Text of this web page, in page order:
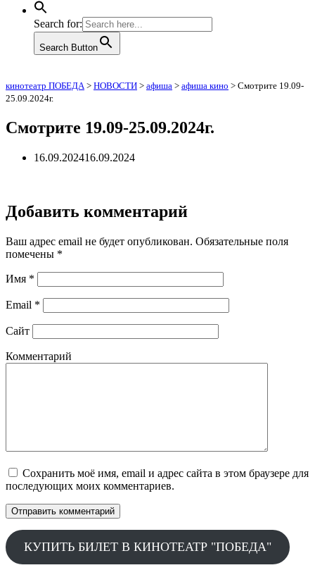
Search for:
Search Button
кинотеатр ПОБЕДА> НОВОСТИ > афиша > афиша кино > Смотрите 19.09-
25.09.2024г.
Смотрите 19.09-25.09.2024г.
16.09.202416.09.2024
Добавить комментарий
Ваш адрес email не будет опубликован. Обязательные поля
помечены *
Имя *
Email *
Сайт
Комментарий
Сохранить моё имя, email и адрес сайта в этом браузере для
последующих моих комментариев.
КУПИТЬ БИЛЕТ В КИНОТЕАТР "ПОБЕДА"